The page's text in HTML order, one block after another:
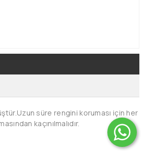
süre rengini koruması için her
kaçınılmalıdır.